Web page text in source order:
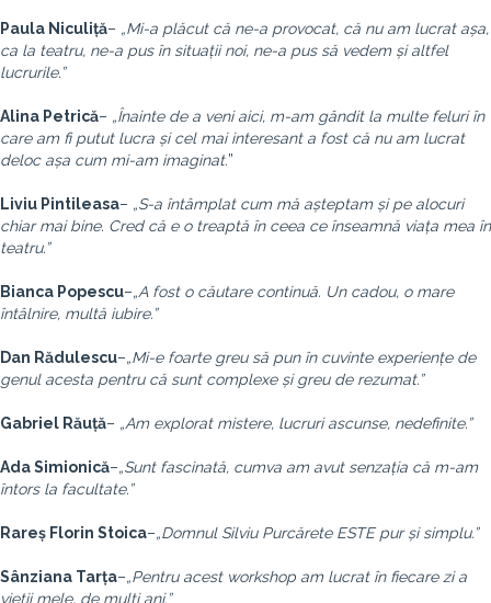
Paula Niculiță– „Mi-a plăcut că ne-a provocat, că nu am lucrat așa,
ca la teatru, ne-a pus în situații noi, ne-a pus să vedem și altfel
lucrurile.”
Alina Petrică– „Înainte de a veni aici, m-am gândit la multe feluri în
care am fi putut lucra și cel mai interesant a fost că nu am lucrat
deloc așa cum mi-am imaginat.”
Liviu Pintileasa– „S-a întâmplat cum mă așteptam și pe alocuri
chiar mai bine. Cred că e o treaptă în ceea ce înseamnă viața mea în
teatru.”
Bianca Popescu–„A fost o căutare continuă. Un cadou, o mare
întâlnire, multă iubire.”
Dan Rădulescu–„Mi-e foarte greu să pun în cuvinte experiențe de
genul acesta pentru că sunt complexe și greu de rezumat.”
Gabriel Răuță– „Am explorat mistere, lucruri ascunse, nedefinite.”
Ada Simionică–„Sunt fascinată, cumva am avut senzația că m-am
întors la facultate.”
Rareș Florin Stoica–„Domnul Silviu Purcărete ESTE pur și simplu.”
Sânziana Tarța–„Pentru acest workshop am lucrat în fiecare zi a
vieții mele, de mulți ani.”